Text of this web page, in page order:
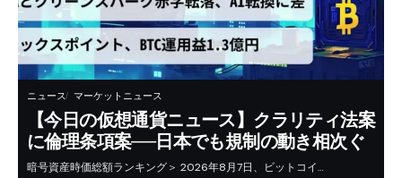
ニュース マーケットニュース
【今日の仮想通貨ニュース】クラリティ法案
に倫理条項案──日本でも規制の動き相次ぐ
暗号資産時価総額ランキング＞ 2026年8月7日、ビットコイ…